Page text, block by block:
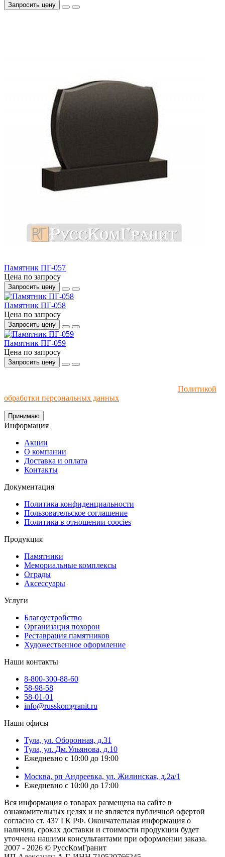
Запросить цену
Памятник ПГ-057
Цена по запросу
Запросить цену
Памятник ПГ-058
Цена по запросу
Запросить цену
Памятник ПГ-059
Цена по запросу
Запросить цену
Политикой
обработки персональных данных
Принимаю
Информация
Акции
О компании
Доставка и оплата
Контакты
Документация
Политика конфиденциальности
Пользовательское соглашение
Политика в отношении coocies
Продукция
Памятники
Мемориальные комплексы
Ограды
Аксессуары
Услуги
Благоустройство
Организация похорон
Реставрация памятников
Художественное оформление
Наши контакты
8-800-300-88-60
58-98-58
58-01-01
info@russkomgranit.ru
Наши офисы
Тула, ул. Оборонная, д.31
Тула, ул. Дм.Ульянова, д.10
Ежедневно с 10:00 до 19:00
Москва, рп Андреевка, ул. Жилинская, д.2а/1
Ежедневно с 10:00 до 17:00
Вся информация о товарах размещена на сайте в
ознакомительных целях и не является публичной офертой
согласно ст. 437 ГК РФ. Окончательная информация о
наличии, сроках доставки и стоимости продукции будет
уточнена нашими консультантами при оформлении заказа.
2007 - 2026 © РуссКомГранит